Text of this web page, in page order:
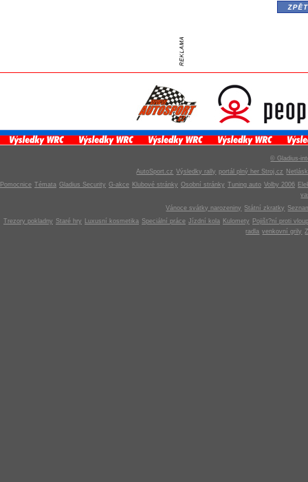
© Gladius-
AutoSport.cz Výsledky rally portál plný her Stroj.cz
Pomocnice Témata Gladius Security G-akce Klubové stránky Osobní stránky Tuning auto Volby 2006
Vánoce svátky narozeniny Státní zkratky
Trezory pokladny Staré hry Luxusní kosmetika Speciální práce Jízdní kola Kulomety
Pojišt?ní proti
radla venkovní grily